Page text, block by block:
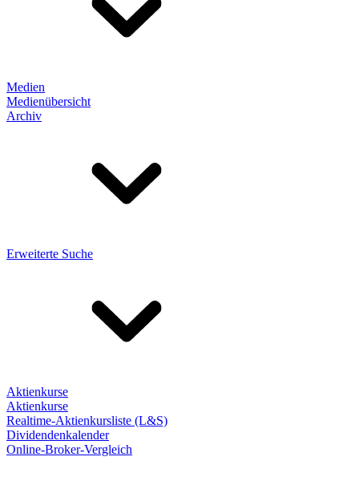
Medien
Medienübersicht
Archiv
Erweiterte Suche
Aktienkurse
Aktienkurse
Realtime-Aktienkursliste (L&S)
Dividendenkalender
Online-Broker-Vergleich